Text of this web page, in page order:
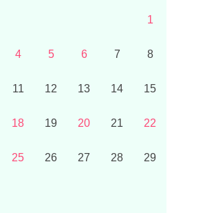
1
4 5 6 7 8
11 12 13 14 15
18 19 20 21 22
25 26 27 28 29